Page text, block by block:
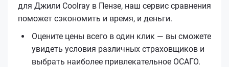
для Джили Coolray в Пензе, наш сервис сравнения
поможет сэкономить и время, и деньги.
Оцените цены всего в один клик — вы сможете
увидеть условия различных страховщиков и
выбрать наиболее привлекательное ОСАГО.